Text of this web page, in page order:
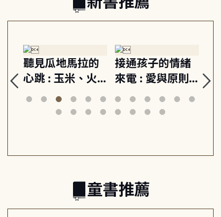
聽見瓜地馬拉的
心跳 : 玉米、火
山與信仰, 外交官
筆下的現代馬雅
接通孩子的情緒
來電 : 愛與原則,
建立教養的安定
節奏 22個行動練
關
童書推薦